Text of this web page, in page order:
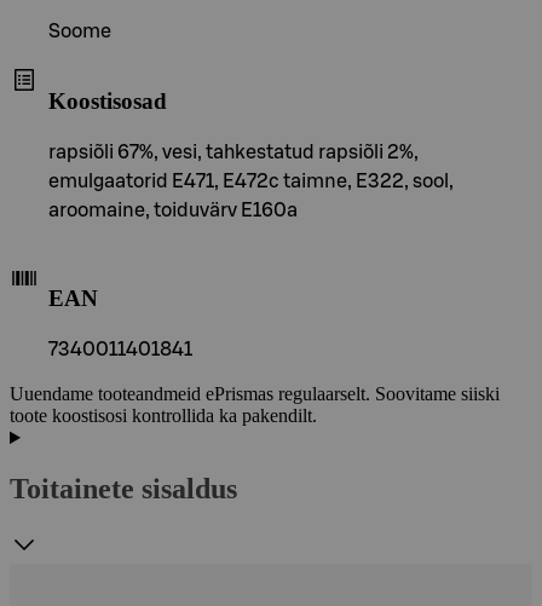
Soome
Koostisosad
rapsiõli 67%, vesi, tahkestatud rapsiõli 2%,
emulgaatorid E471, E472c taimne, E322, sool,
aroomaine, toiduvärv E160a
EAN
7340011401841
Uuendame tooteandmeid ePrismas regulaarselt. Soovitame siiski
toote koostisosi kontrollida ka pakendilt.
Toitainete sisaldus